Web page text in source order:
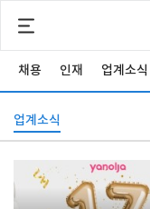
채용 인재 업계소식
업계소식